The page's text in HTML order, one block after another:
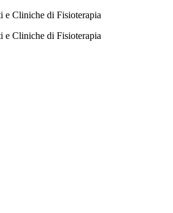
Cliniche di Fisioterapia
Cliniche di Fisioterapia